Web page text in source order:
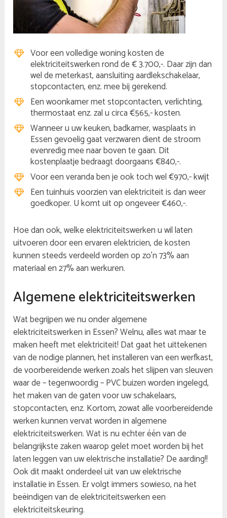
Voor een volledige woning kosten de
elektriciteitswerken rond de € 3.700,-. Daar zijn dan
wel de meterkast, aansluiting aardlekschakelaar,
stopcontacten, enz. mee bij gerekend.
Een woonkamer met stopcontacten, verlichting,
thermostaat enz. zal u circa €565,- kosten.
Wanneer u uw keuken, badkamer, wasplaats in
Essen gevoelig gaat verzwaren dient de stroom
evenredig mee naar boven te gaan. Dit
kostenplaatje bedraagt doorgaans €840,-.
Voor een veranda ben je ook toch wel €970,- kwijt
Een tuinhuis voorzien van elektriciteit is dan weer
goedkoper. U komt uit op ongeveer €460,-.
Hoe dan ook, welke elektriciteitswerken u wil laten
uitvoeren door een ervaren elektricien, de kosten
kunnen steeds verdeeld worden op zo’n 73% aan
materiaal en 27% aan werkuren.
Algemene elektriciteitswerken
Wat begrijpen we nu onder algemene
elektriciteitswerken in Essen? Welnu, alles wat maar te
maken heeft met elektriciteit! Dat gaat het uittekenen
van de nodige plannen, het installeren van een werfkast,
de voorbereidende werken zoals het slijpen van sleuven
waar de – tegenwoordig – PVC buizen worden ingelegd,
het maken van de gaten voor uw schakelaars,
stopcontacten, enz. Kortom, zowat alle voorbereidende
werken kunnen vervat worden in algemene
elektriciteitswerken. Wat is nu echter één van de
belangrijkste zaken waarop gelet moet worden bij het
laten leggen van uw elektrische installatie? De aarding!!
Ook dit maakt onderdeel uit van uw elektrische
installatie in Essen. Er volgt immers sowieso, na het
beëindigen van de elektriciteitswerken een
elektriciteitskeuring.